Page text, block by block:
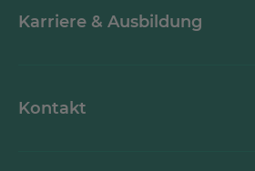
Karriere & Ausbildung
Kontakt